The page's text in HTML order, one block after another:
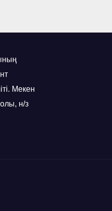
Мекен
н/з